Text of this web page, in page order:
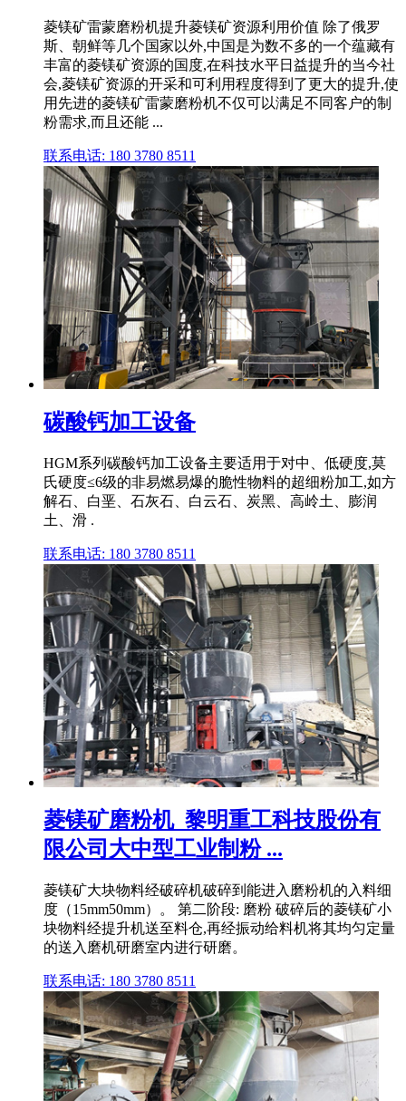
菱镁矿雷蒙磨粉机提升菱镁矿资源利用价值 除了俄罗
斯、朝鲜等几个国家以外,中国是为数不多的一个蕴藏有
丰富的菱镁矿资源的国度,在科技水平日益提升的当今社
会,菱镁矿资源的开采和可利用程度得到了更大的提升,使
用先进的菱镁矿雷蒙磨粉机不仅可以满足不同客户的制
粉需求,而且还能 ...
联系电话: 180 3780 8511
碳酸钙加工设备
HGM系列碳酸钙加工设备主要适用于对中、低硬度,莫
氏硬度≤6级的非易燃易爆的脆性物料的超细粉加工,如方
解石、白垩、石灰石、白云石、炭黑、高岭土、膨润
土、滑 .
联系电话: 180 3780 8511
菱镁矿磨粉机_黎明重工科技股份有
限公司大中型工业制粉 ...
菱镁矿大块物料经破碎机破碎到能进入磨粉机的入料细
度（15mm50mm）。 第二阶段: 磨粉 破碎后的菱镁矿小
块物料经提升机送至料仓,再经振动给料机将其均匀定量
的送入磨机研磨室内进行研磨。
联系电话: 180 3780 8511